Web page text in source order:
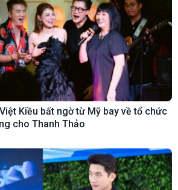
Kiều bất ngờ từ Mỹ bay về tổ chức
cho Thanh Thảo